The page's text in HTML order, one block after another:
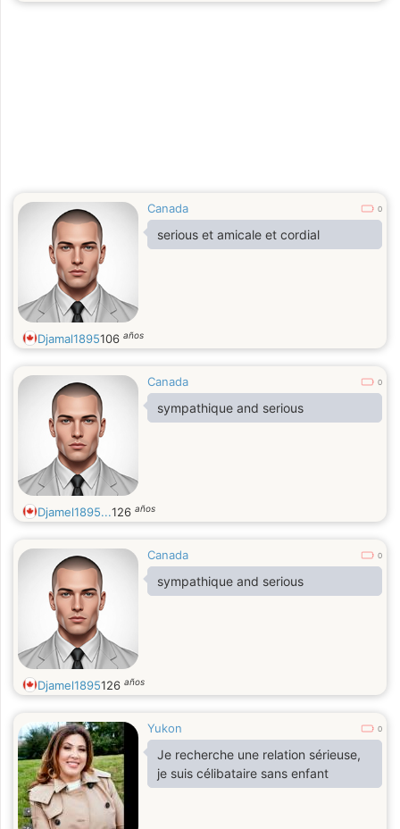
Canada 0
serious et amicale et cordial
Djamal1895106 años
Canada 0
sympathique and serious
Djamel1895...126 años
Canada 0
sympathique and serious
Djamel1895126 años
Yukon 0
Je recherche une relation sérieuse,
je suis célibataire sans enfant